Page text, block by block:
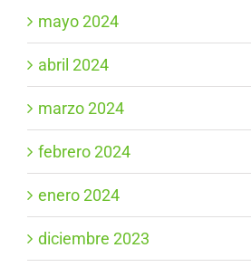
mayo 2024
abril 2024
marzo 2024
febrero 2024
enero 2024
diciembre 2023